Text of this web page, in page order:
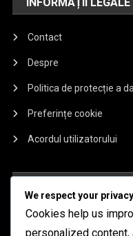
Contact
Despre
Politica de protecție a
Preferințe cookie
Acordul utilizatorului
Mech Arena Battle
We respect your privacy
Cookies help us
personalized content,